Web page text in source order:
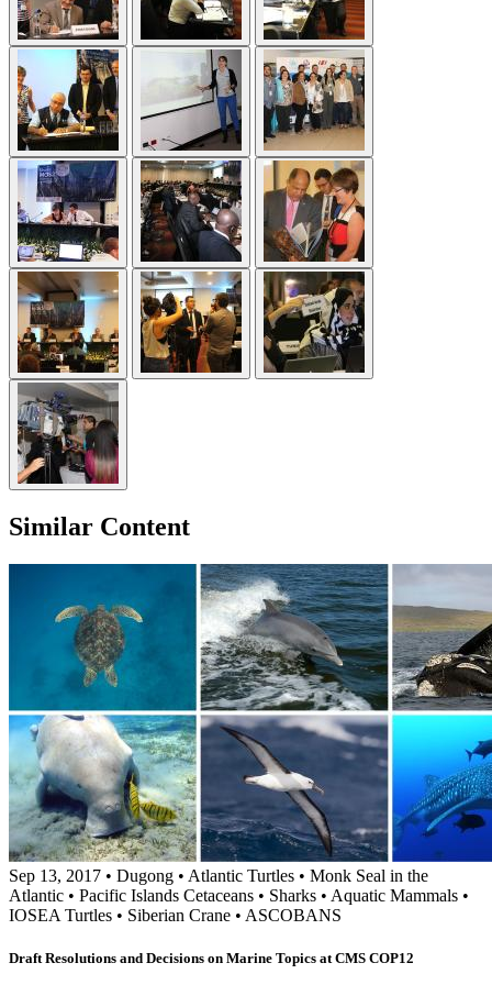
Similar Content
Sep 13, 2017 • Dugong • Atlantic Turtles • Monk Seal in the
Atlantic • Pacific Islands Cetaceans • Sharks • Aquatic Mammals •
IOSEA Turtles • Siberian Crane • ASCOBANS
Draft Resolutions and Decisions on Marine Topics at CMS COP12